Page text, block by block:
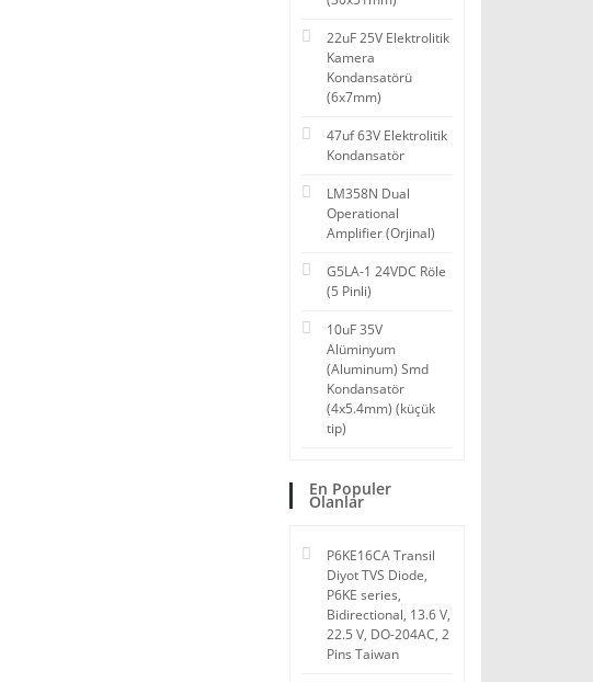
22uF 25V Elektrolitik
Kamera
Kondansatörü
(6x7mm)
47uf 63V Elektrolitik
Kondansatör
LM358N Dual
Operational
Amplifier (Orjinal)
G5LA-1 24VDC Röle
(5 Pinli)
10uF 35V
Alüminyum
(Aluminum) Smd
Kondansatör
(4x5.4mm) (küçük
tip)
En Populer
Olanlar
P6KE16CA Transil
Diyot TVS Diode,
P6KE series,
Bidirectional, 13.6 V,
22.5 V, DO-204AC, 2
Pins Taiwan